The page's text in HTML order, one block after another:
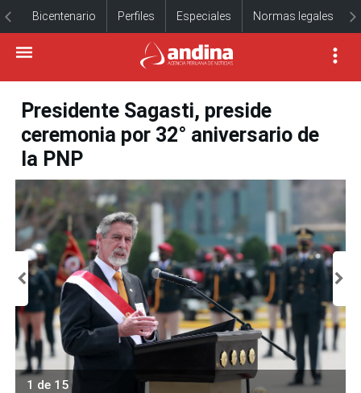
Bicentenario Perfiles Especiales Normas legales
Presidente Sagasti, preside
ceremonia por 32° aniversario de
la PNP
1 de 15